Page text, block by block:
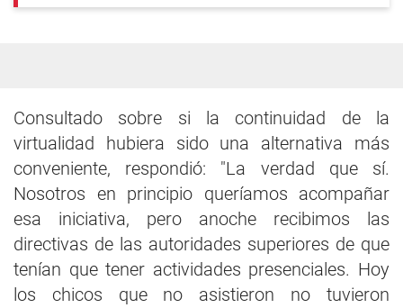
Consultado sobre si la continuidad de la
virtualidad hubiera sido una alternativa más
conveniente, respondió: "La verdad que sí.
Nosotros en principio queríamos acompañar
esa iniciativa, pero anoche recibimos las
directivas de las autoridades superiores de que
tenían que tener actividades presenciales. Hoy
los chicos que no asistieron no tuvieron